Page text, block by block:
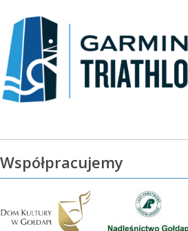
Współpracujemy